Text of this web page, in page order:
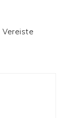
Vereiste